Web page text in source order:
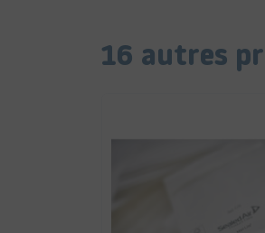
16 autres